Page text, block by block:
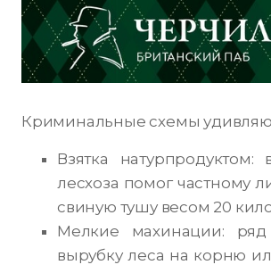
Криминальные схемы
Взятка
лесхоза помог частному
свиную тушу весом 20
Мелкие махинации:
вырубку леса на корню